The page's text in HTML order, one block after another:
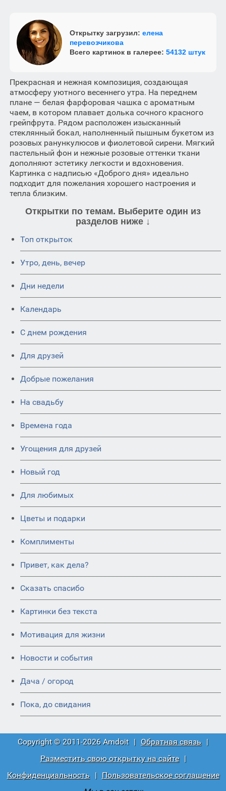
Открытку загрузил: елена
перевозчикова
Всего картинок в галерее: 54132 штук
Прекрасная и нежная композиция, создающая
атмосферу уютного весеннего утра. На переднем
плане — белая фарфоровая чашка с ароматным
чаем, в котором плавает долька сочного красного
грейпфрута. Рядом расположен изысканный
стеклянный бокал, наполненный пышным букетом из
розовых ранункулюсов и фиолетовой сирени. Мягкий
пастельный фон и нежные розовые оттенки ткани
дополняют эстетику легкости и вдохновения.
Картинка с надписью «Доброго дня» идеально
подходит для пожелания хорошего настроения и
тепла близким.
Открытки по темам. Выберите один из
разделов ниже ↓
Топ открыток
Утро, день, вечер
Дни недели
Календарь
C днем рождения
Для друзей
Добрые пожелания
На свадьбу
Времена года
Угощения для друзей
Новый год
Для любимых
Цветы и подарки
Комплименты
Привет, как дела?
Сказать спасибо
Картинки без текста
Мотивация для жизни
Новости и события
Дача / огород
Пока, до свидания
Copyright © 2011-2026 Amdoit | Обратная связь |
Разместить свою открытку на сайте
|
Конфиденциальность
|
Пользовательское соглашение